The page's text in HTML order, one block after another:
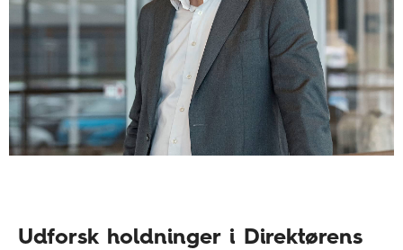
Udforsk holdninger i Direktørens